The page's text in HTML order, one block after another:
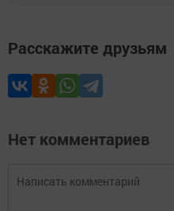
Расскажите друзьям
Нет комментариев